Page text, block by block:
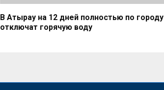
В Атырау на 12 дней полностью по городу
отключат горячую воду